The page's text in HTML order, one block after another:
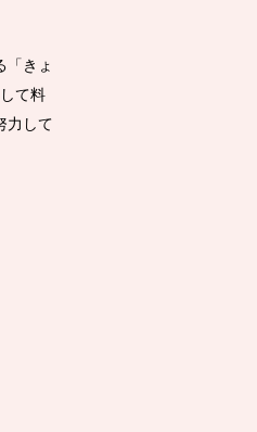
「きょ
て料
力して